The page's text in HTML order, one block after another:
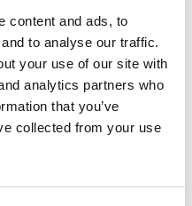
content and ads, to
to analyse our traffic.
your use of our site with
analytics partners who
that you’ve
collected from your use
o tendono in
al risparmio in questo
a investire e noi
la loro forza
gestisce varie tipologie